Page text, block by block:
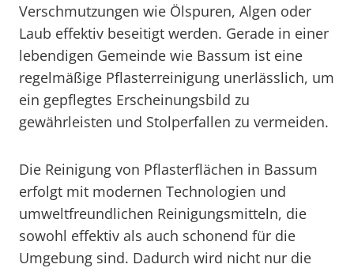
Verschmutzungen wie Ölspuren, Algen oder
Laub effektiv beseitigt werden. Gerade in einer
lebendigen Gemeinde wie Bassum ist eine
regelmäßige Pflasterreinigung unerlässlich, um
ein gepflegtes Erscheinungsbild zu
gewährleisten und Stolperfallen zu vermeiden.
Die Reinigung von Pflasterflächen in Bassum
erfolgt mit modernen Technologien und
umweltfreundlichen Reinigungsmitteln, die
sowohl effektiv als auch schonend für die
Umgebung sind. Dadurch wird nicht nur die